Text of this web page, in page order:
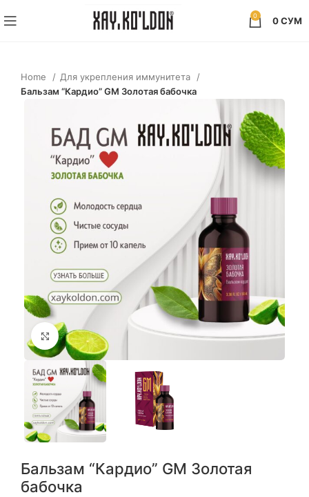
0 0СУМ
Home
Для укрепления иммунитета
Бальзам “Кардио” GM Золотая бабочка
Click to enlarge
Бальзам “Кардио” GM Золотая
бабочка